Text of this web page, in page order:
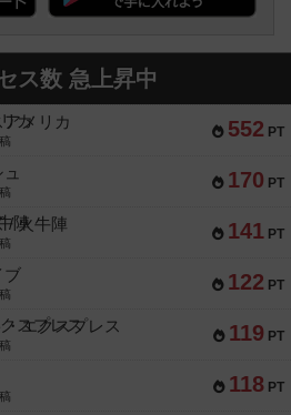
ス数 急上昇中
552 PT
メリカ
170 PT
141 PT
/ 火牛陣
122 PT
ブ
119 PT
エクスプレス
118 PT